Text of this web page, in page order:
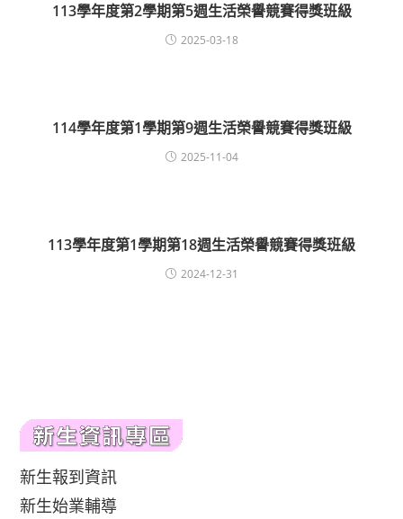
113學年度第2學期第5週生活榮譽競賽得獎班級
2025-03-18
114學年度第1學期第9週生活榮譽競賽得獎班級
2025-11-04
113學年度第1學期第18週生活榮譽競賽得獎班級
2024-12-31
新生報到資訊
新生始業輔導